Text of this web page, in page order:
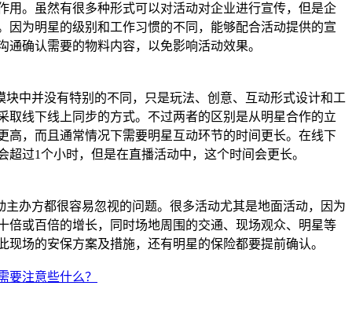
用。虽然有很多种形式可以对活动对企业进行宣传，但是企
因为明星的级别和工作习惯的不同，能够配合活动提供的宣
确认需要的物料内容，以免影响活动效果。
块中并没有特别的不同，只是玩法、创意、互动形式设计和工
取线下线上同步的方式。不过两者的区别是从明星合作的立
高，而且通常情况下需要明星互动环节的时间更长。在线下
过1个小时，但是在直播活动中，这个时间会更长。
方都很容易忽视的问题。很多活动尤其是地面活动，因为
倍或百倍的增长，同时场地周围的交通、现场观众、明星等
场的安保方案及措施，还有明星的保险都要提前确认。
要注意些什么？